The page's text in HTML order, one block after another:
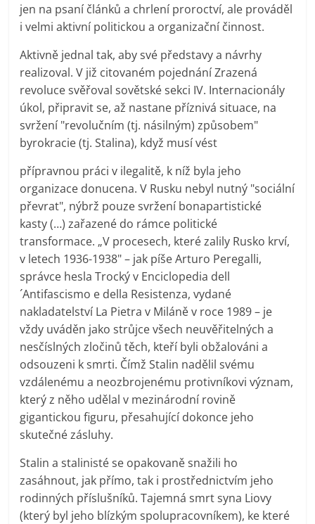
jen na psaní článků a chrlení proroctví, ale prováděl
i velmi aktivní politickou a organizační činnost.
Aktivně jednal tak, aby své představy a návrhy
realizoval. V již citovaném pojednání Zrazená
revoluce svěřoval sovětské sekci IV. Internacionály
úkol, připravit se, až nastane příznivá situace, na
svržení "revolučním (tj. násilným) způsobem"
byrokracie (tj. Stalina), když musí vést
přípravnou práci v ilegalitě, k níž byla jeho
organizace donucena. V Rusku nebyl nutný "sociální
převrat", nýbrž pouze svržení bonapartistické
kasty (…) zařazené do rámce politické
transformace. „V procesech, které zalily Rusko krví,
v letech 1936-1938" – jak píše Arturo Peregalli,
správce hesla Trocký v Enciclopedia dell
´Antifascismo e della Resistenza, vydané
nakladatelství La Pietra v Miláně v roce 1989 – je
vždy uváděn jako strůjce všech neuvěřitelných a
nesčíslných zločinů těch, kteří byli obžalováni a
odsouzeni k smrti. Čímž Stalin nadělil svému
vzdálenému a neozbrojenému protivníkovi význam,
který z něho udělal v mezinárodní rovině
gigantickou figuru, přesahující dokonce jeho
skutečné zásluhy.
Stalin a stalinisté se opakovaně snažili ho
zasáhnout, jak přímo, tak i prostřednictvím jeho
rodinných příslušníků. Tajemná smrt syna Liovy
(který byl jeho blízkým spolupracovníkem), ke které